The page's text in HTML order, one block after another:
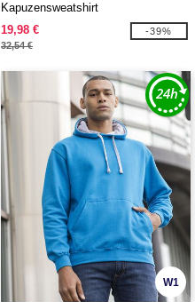
Kapuzensweatshirt
19,98 €
32,54 €
-39%
W1